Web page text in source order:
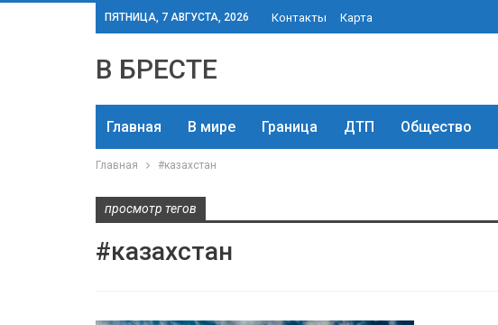
ПЯТНИЦА, 7 АВГУСТА, 2026 Контакты Карта
В БРЕСТЕ
Главная В мире Граница ДТП Общество
Главная #казахстан
просмотр тегов
#казахстан